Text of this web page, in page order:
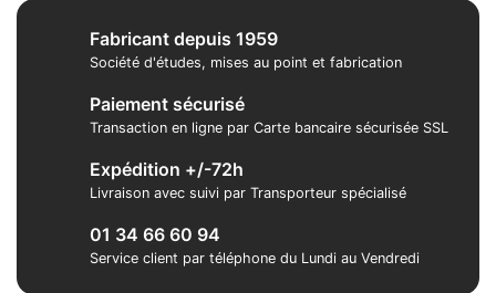
Fabricant depuis 1959
Société d'études, mises au point et fabrication
Paiement sécurisé
Transaction en ligne par Carte bancaire sécurisée SSL
Expédition +/-72h
Livraison avec suivi par Transporteur spécialisé
01 34 66 60 94
Service client par téléphone du Lundi au Vendredi